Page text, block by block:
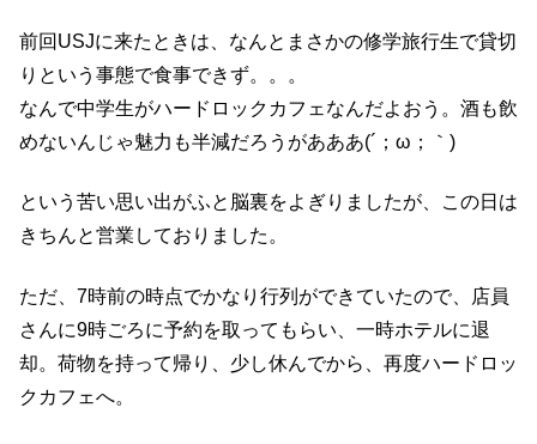
前回USJに来たときは、なんとまさかの修学旅行生で貸切
りという事態で食事できず。。。
なんで中学生がハードロックカフェなんだよおう。酒も飲
めないんじゃ魅力も半減だろうがあああ(´；ω；｀)
という苦い思い出がふと脳裏をよぎりましたが、この日は
きちんと営業しておりました。
ただ、7時前の時点でかなり行列ができていたので、店員
さんに9時ごろに予約を取ってもらい、一時ホテルに退
却。荷物を持って帰り、少し休んでから、再度ハードロッ
クカフェへ。